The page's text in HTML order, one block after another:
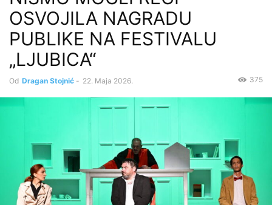
OSVOJILA NAGRADU
PUBLIKE NA FESTIVALU
„LJUBICA“
Od Dragan Stojnić - 22. Maja 2026. 375